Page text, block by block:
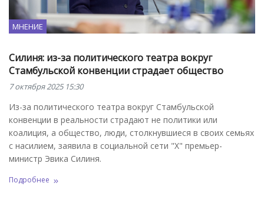
МНЕНИЕ
Силиня: из-за политического театра вокруг
Стамбульской конвенции страдает общество
7 октября 2025 15:30
Из-за политического театра вокруг Стамбульской
конвенции в реальности страдают не политики или
коалиция, а общество, люди, столкнувшиеся в своих семьях
с насилием, заявила в социальной сети "Х" премьер-
министр Эвика Силиня.
Подробнее